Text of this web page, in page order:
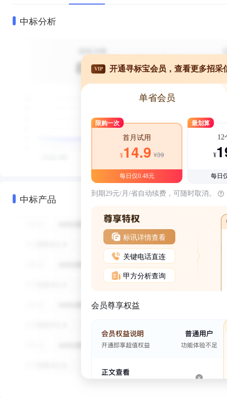
中标分析
中标产品
VIP 开通寻标宝会员，查看更多招采
单省会员
限购一次
首月试用
¥14.9 ¥39
每日仅0.48元
最划算
12
¥
每日
到期29元/月/省自动续费，可随时取消。
标讯详情查看
关键电话直连
甲方分析查询
会员尊享权益